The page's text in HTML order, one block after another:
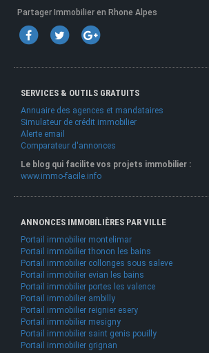
Partager Immobilier en Rhone Alpes
SERVICES & OUTILS GRATUITS
Annuaire des agences et mandataires
Simulateur de crédit immobilier
Alerte email
Comparateur d'annonces
Le blog qui facilite vos projets immobilier :
www.immo-facile.info
ANNONCES IMMOBILIÈRES PAR VILLE
Portail immobilier montelimar
Portail immobilier thonon les bains
Portail immobilier collonges sous saleve
Portail immobilier evian les bains
Portail immobilier portes les valence
Portail immobilier ambilly
Portail immobilier reignier esery
Portail immobilier mesigny
Portail immobilier saint genis pouilly
Portail immobilier grignan